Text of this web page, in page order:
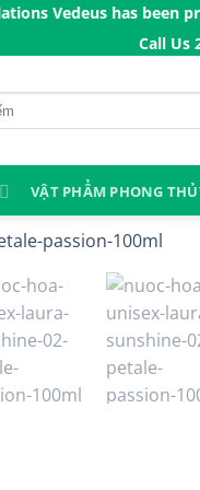
has been present in
Call Us
VẬT PHẨM PHONG